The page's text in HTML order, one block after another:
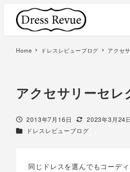
Home ドレスレビューブログ アクセ
アクセサリーセレ
投稿日
2013年7月16日 更新日
2023年3月24日
カテゴリー
ドレスレビューブログ
同じドレスを選んでもコーデ